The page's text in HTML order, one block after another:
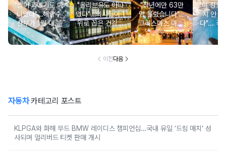
"방어·과메기도 아
니었다"…해양수
산부가 1월 대표
보양식으로 선정
한 의외의 '수산물'
"올리브유도 아니
었다"…의사들이 1
위로 꼽은 건강에
좋은 이 '오일' 대
체 뭐길래
"작년에만 63만
명 몰렸습니다"...
크리스마스 마켓·
봄꽃 돔 등 이색
무료 축제
"이 정도
지 안 가
다"... 국
00% 자
천
이전다음
자동차카테고리 포스트
KLPGA와 화해 무드 BMW 레이디스 챔피언십…국내 유일 ‘드림 매치’ 성
사되며 얼리버드 티켓 판매 개시